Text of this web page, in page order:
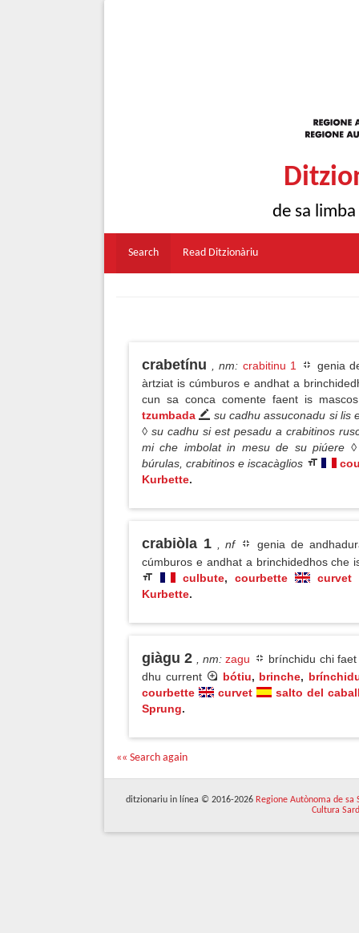
de sa
Search Read Ditzionàriu
crabetínu , nm: crabitinu 1
genia
àrtziat is cúmburos e andhat a
cun sa conca comente faent is
tzumbada
su cadhu assuconadu si lis
◊ su cadhu si est pesadu a crabitinos
mi che imbolat in mesu de su piúere ◊
búrulas, crabitinos e iscacàglios
Kurbette.
crabiòla 1 , nf
genia de
cúmburos e andhat a brinchidedhos che
culbute, courbette
curvet
Kurbette.
giàgu 2 , nm: zagu
brínchidu chi
dhu current
bótiu, brinche,
courbette
curvet
salto del
Sprung.
«« Search again
ditzionariu in línea © 2016-2026 Regione Autònoma de sa
Cultura